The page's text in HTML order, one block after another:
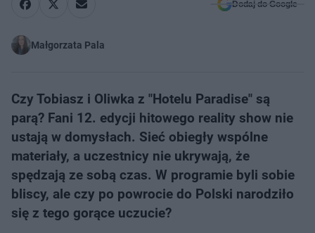
Dodaj do Google
Małgorzata Pala
Czy Tobiasz i Oliwka z "Hotelu Paradise" są
parą? Fani 12. edycji hitowego reality show nie
ustają w domysłach. Sieć obiegły wspólne
materiały, a uczestnicy nie ukrywają, że
spędzają ze sobą czas. W programie byli sobie
bliscy, ale czy po powrocie do Polski narodziło
się z tego gorące uczucie?